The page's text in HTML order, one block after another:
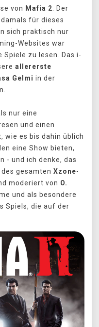
von Mafia 2 . Der
für dieses
sich praktisch nur
Websites war
Spiele zu lesen. Das i-
allererste
Gelmi in der
nur eine
und einen
es bis dahin üblich
eine Show bieten,
- und ich denke, das
gesamten Xzone-
moderiert von O.
und als besondere
Spiels, die auf der